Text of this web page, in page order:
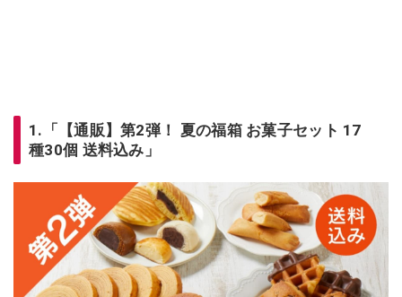
1.「【通販】第2弾！ 夏の福箱 お菓子セット 17
種30個 送料込み」